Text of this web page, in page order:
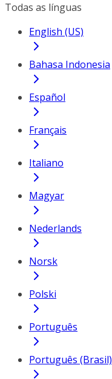
Todas as línguas
English (US)
Bahasa Indonesia
Español
Français
Italiano
Magyar
Nederlands
Norsk
Polski
Português
Português (Brasil)